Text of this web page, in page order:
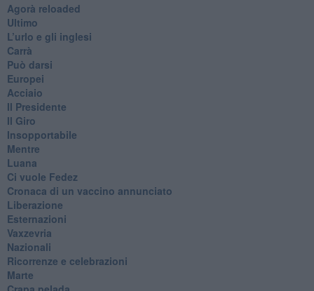
​Agorà reloaded
Ultimo
​L’urlo e gli inglesi
Carrà
Può darsi
Europei
Acciaio
Il Presidente
​Il Giro
Insopportabile
​Mentre
Luana
​Ci vuole Fedez
​Cronaca di un vaccino annunciato
​Liberazione
Esternazioni
Vaxzevria
Nazionali
​Ricorrenze e celebrazioni
Marte